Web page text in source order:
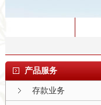
产品服务
存款业务